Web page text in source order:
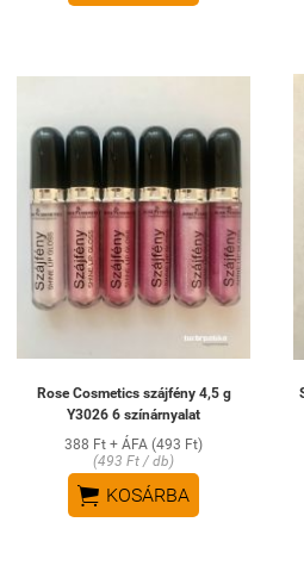
Rose Cosmetics szájfény 4,5 g
Y3026 6 színárnyalat
388 Ft + ÁFA (493 Ft)
(493 Ft / db)
 KOSÁRBA